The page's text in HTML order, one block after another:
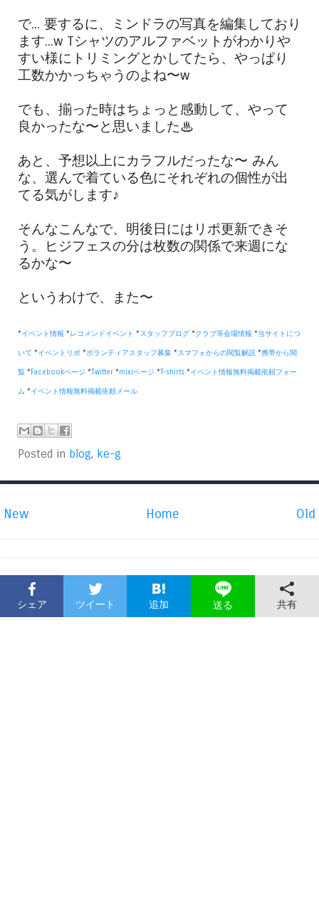
で... 要するに、ミンドラの写真を編集しており
ます...w Tシャツのアルファベットがわかりや
すい様にトリミングとかしてたら、やっぱり
工数かかっちゃうのよね〜w
でも、揃った時はちょっと感動して、やって
良かったな〜と思いました♨
あと、予想以上にカラフルだったな〜 みん
な、選んで着ている色にそれぞれの個性が出
てる気がします♪
そんなこんなで、明後日にはリポ更新できそ
う。ヒジフェスの分は枚数の関係で来週にな
るかな〜
というわけで、また〜
*イベント情報 *レコメンドイベント *スタッフブログ *クラブ等会場情報 *当サイトにつ
いて *イベントリポ *ボランティアスタッフ募集 *スマフォからの閲覧解説 *携帯から閲
覧 * Facebookページ *Twitter *mixiページ *T-shirts *イベント情報無料掲載依頼フォー
ム *イベント情報無料掲載依頼メール
Posted in blog, ke-g
New Old
Home
シェア ツイート 追加 送る 共有